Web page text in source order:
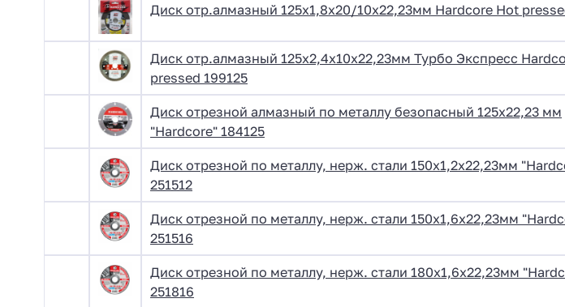
Диск отр.алмазный 125х1,8х20/10х22,23мм Hardcore Hot
Диск отр.алмазный 125х2,4х10х22,23мм Турбо Экспресс
pressed 199125
Диск отрезной алмазный по металлу безопасный 125х22,23 мм
"Hardcore" 184125
Диск отрезной по металлу, нерж. стали 150х1,2х22,23мм
251512
Диск отрезной по металлу, нерж. стали 150х1,6х22,23мм
251516
Диск отрезной по металлу, нерж. стали 180х1,6х22,23мм
251816